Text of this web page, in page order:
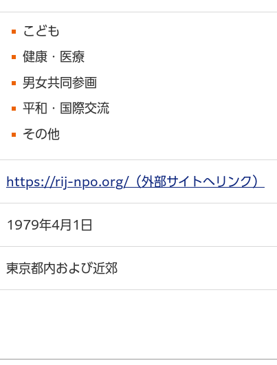
こども
健康・医療
男女共同参画
平和・国際交流
その他
https://rij-npo.org/（外部サイトへリンク）
1979年4月1日
東京都内および近郊